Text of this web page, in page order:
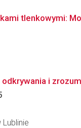
tlenkowymi:
i